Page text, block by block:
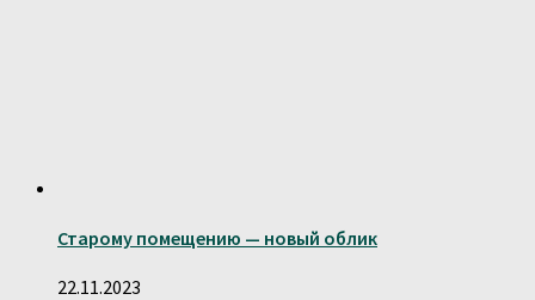
Старому помещению — новый облик
22.11.2023